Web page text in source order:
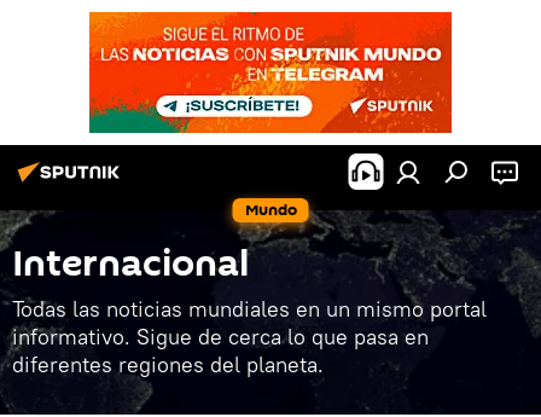
Mundo
Internacional
Todas las noticias mundiales en un mismo portal
informativo. Sigue de cerca lo que pasa en
diferentes regiones del planeta.